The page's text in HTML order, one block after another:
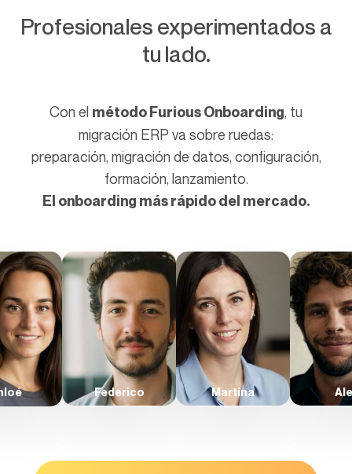
Profesionales experimentados a
tu lado.
Con el método Furious Onboarding, tu
migración ERP va sobre ruedas:
preparación, migración de datos, configuración,
formación, lanzamiento.
El onboarding más rápido del mercado.
Federico Martina